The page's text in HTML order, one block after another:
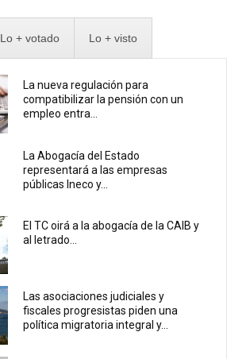
Lo + votado Lo + visto
La nueva regulación para
compatibilizar la pensión con un
empleo entra...
La Abogacía del Estado
representará a las empresas
públicas Ineco y...
El TC oirá a la abogacía de la CAIB y
al letrado...
Las asociaciones judiciales y
fiscales progresistas piden una
política migratoria integral y...